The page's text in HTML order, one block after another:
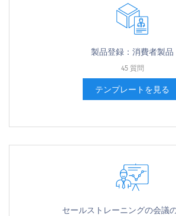
製品登録：消費者製品
45 質問
テンプレートを見る
セールストレーニングの会議